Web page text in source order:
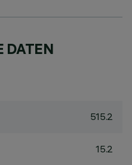
DATEN
515.2
15.2